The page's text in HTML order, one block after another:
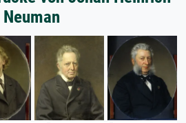
Neuman